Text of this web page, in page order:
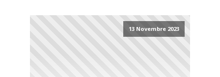
13 Novembre 2023